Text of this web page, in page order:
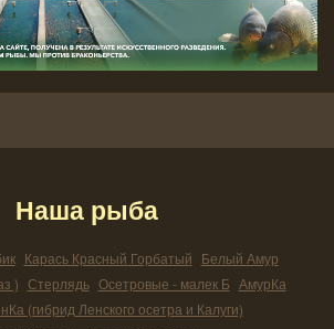
Наша рыба
Карась Красный Горбатый Белый Амур
) Стерлядь Осетровые - малек Б АмурКа
(гибрид Ленского осетра и Калуги)